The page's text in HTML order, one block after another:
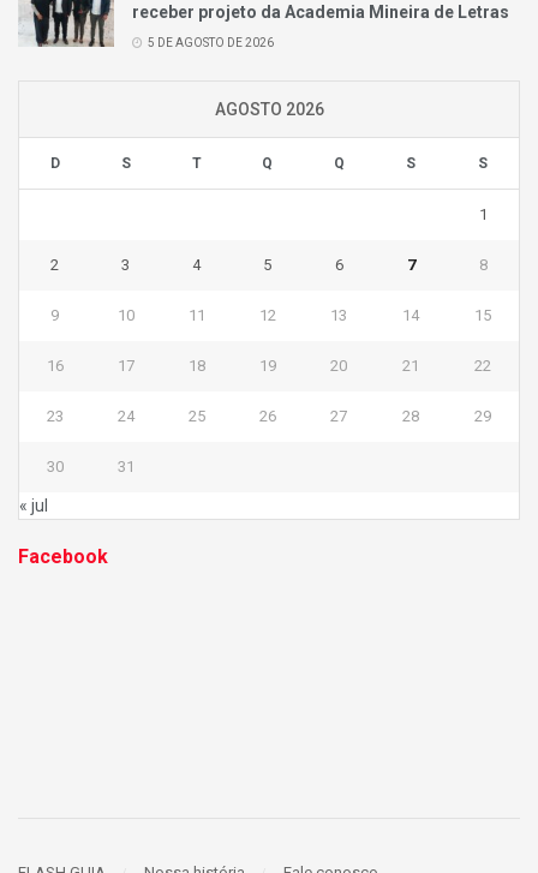
receber projeto da Academia Mineira de Letras
5 DE AGOSTO DE 2026
AGOSTO 2026
D S T Q Q S S
1
2 3 4 5 6 7 8
9 10 11 12 13 14 15
16 17 18 19 20 21 22
23 24 25 26 27 28 29
30 31
« jul
Facebook